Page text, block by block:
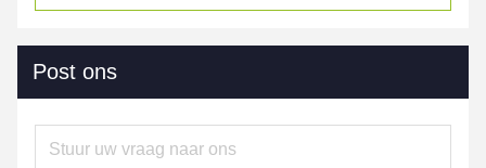
Post ons